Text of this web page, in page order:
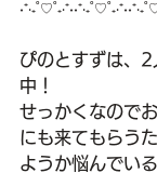
ぴのとすずは、
中！
せっかくなので
にも来てもらう
ようか悩んでい